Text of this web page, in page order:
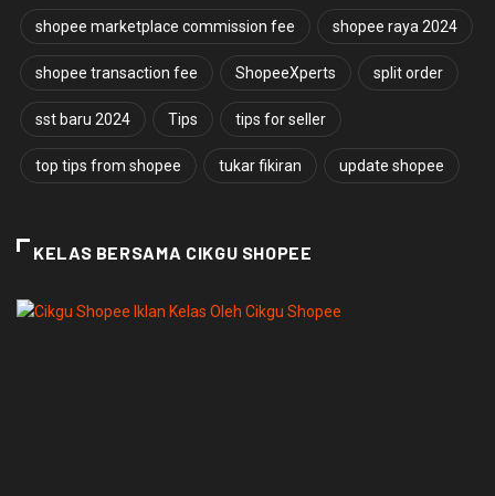
shopee marketplace commission fee shopee raya 2024
shopee transaction fee ShopeeXperts split order
sst baru 2024 Tips tips for seller
top tips from shopee tukar fikiran update shopee
KELAS BERSAMA CIKGU SHOPEE